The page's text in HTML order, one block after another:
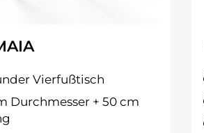
Vierfußtisch
Durchmesser + 50 cm